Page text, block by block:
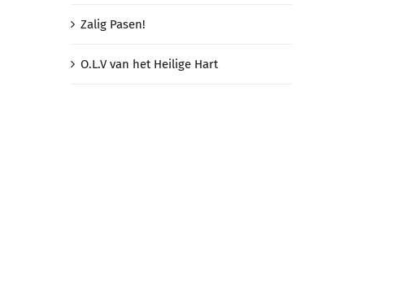
Zalig Pasen!
O.L.V van het Heilige Hart